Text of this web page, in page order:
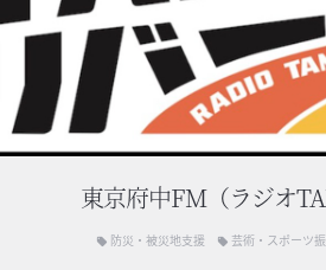
東京府中FM（ラジオ
local_offer 防災・被災地支援 local_offer 芸術・スポーツ